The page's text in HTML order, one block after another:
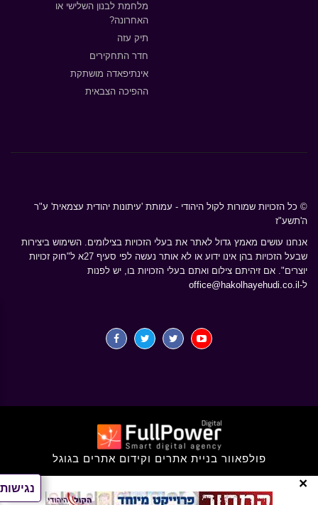
נגישות ×
מלחמת לבנון השלישי או
האחרונה?
תיק עזה
חדר התחקירים
אינתיפאדה מושתקת
ההפיכה הצבאית
© כל הזכויות שמורות לקול היהודי - עמותת 'עיתונות יהודית עצמאית' ע"ר
ה'תשע"ז
אנחנו עושים מאמץ גדול לאתר את בעלי הזכויות בצילומים. השימוש ביצירות
שבעל הזכויות בהן אינו ידוע או לא אותר נעשה לפי סעיף 27א ל"חוק זכויות
יוצרים". אם זיהיתם צילום ואתם בעלי הזכויות בו, יש לפנות
ל- office@hakolhayehudi.co.il
פולפאוור בניית אתרים וקידום אתרים בגוגל